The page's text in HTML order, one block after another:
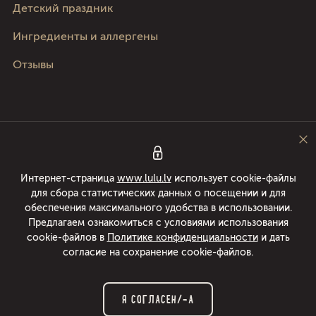
Детский праздник
Ингредиенты и аллергены
Отзывы
Следите за нами
Pica Lulū - лучшая пицца в Риге, Юрмале, Адажи и Кекаве! Доставка еды
24/7 в течении 49 минут или пицца бесплатно! Раскатываем пиццы с
1994 года.
© 2026 www.lulu.lv. Все права защищены.
Интернет-страница www.lulu.lvиспользует cookie-файлы
для сбора статистических данных о посещении и для
обеспечения максимального удобства в использовании.
Предлагаем ознакомиться с условиями использования
cookie-файлов в Политике конфиденциальностии дать
согласие на сохранение cookie-файлов.
Я СОГЛАСЕН/-А